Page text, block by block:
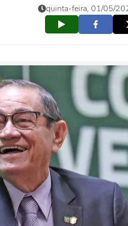
quinta-feira, 01/05/